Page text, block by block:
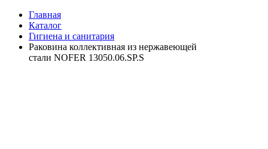
Главная
Каталог
Гигиена и санитария
Раковина коллективная из нержавеющей
стали NOFER 13050.06.SP.S